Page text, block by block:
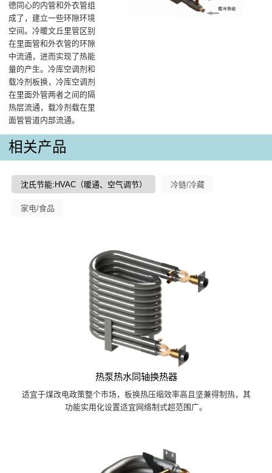
德同心的内管和外衣管组
成了，建立一些环隙环境
空间。冷暖文丘里管区别
在里面管和外衣管的环隙
中流通，进而实现了热能
量的产生。冷库空调剂和
载冷剂板换，冷库空调剂
在里面外管两者之间的隔
热层流通，载冷剂载在里
面管管道内部流通。
相关产品
沈氏节能:HVAC（暖通、空气调节） 冷链/冷藏
家电/食品
热泵热水同轴换热器
适宜于煤改电政策整个市场，板换热压缩效率高且坚兼得制热，其
功能实用化设置适宜网络制式超范围广。